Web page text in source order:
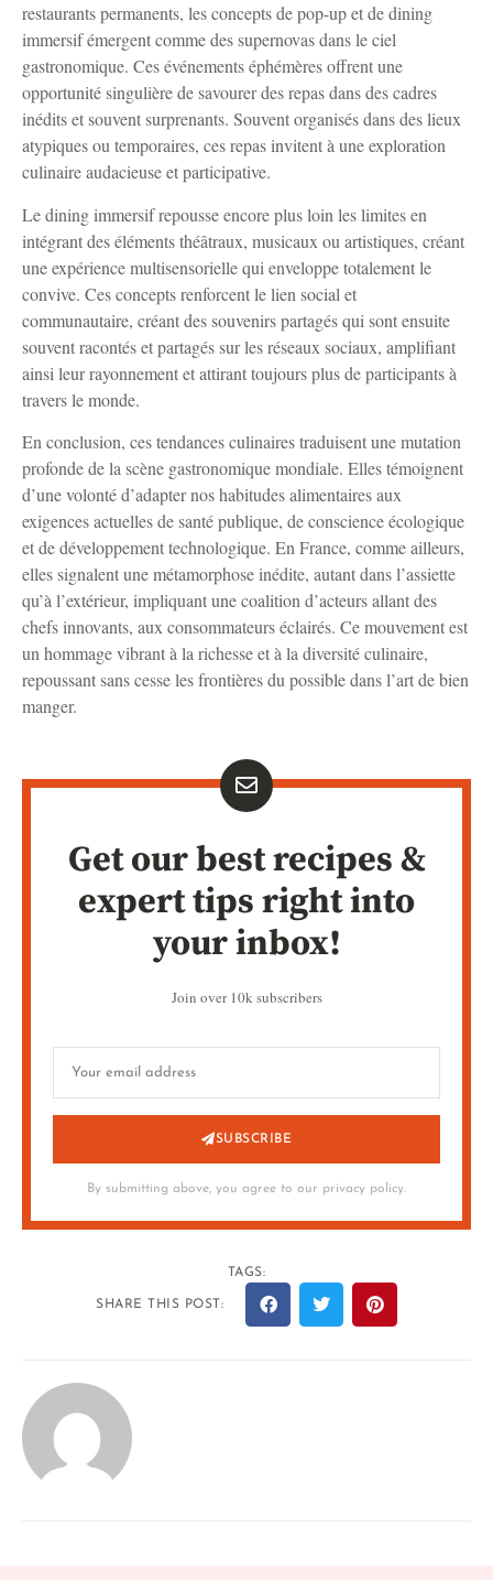
restaurants permanents, les concepts de pop-up et de dining
immersif émergent comme des supernovas dans le ciel
gastronomique. Ces événements éphémères offrent une
opportunité singulière de savourer des repas dans des cadres
inédits et souvent surprenants. Souvent organisés dans des lieux
atypiques ou temporaires, ces repas invitent à une exploration
culinaire audacieuse et participative.
Le dining immersif repousse encore plus loin les limites en
intégrant des éléments théâtraux, musicaux ou artistiques, créant
une expérience multisensorielle qui enveloppe totalement le
convive. Ces concepts renforcent le lien social et
communautaire, créant des souvenirs partagés qui sont ensuite
souvent racontés et partagés sur les réseaux sociaux, amplifiant
ainsi leur rayonnement et attirant toujours plus de participants à
travers le monde.
En conclusion, ces tendances culinaires traduisent une mutation
profonde de la scène gastronomique mondiale. Elles témoignent
d’une volonté d’adapter nos habitudes alimentaires aux
exigences actuelles de santé publique, de conscience écologique
et de développement technologique. En France, comme ailleurs,
elles signalent une métamorphose inédite, autant dans l’assiette
qu’à l’extérieur, impliquant une coalition d’acteurs allant des
chefs innovants, aux consommateurs éclairés. Ce mouvement est
un hommage vibrant à la richesse et à la diversité culinaire,
repoussant sans cesse les frontières du possible dans l’art de bien
manger.
Get our best recipes &
expert tips right into
your inbox!
Join over 10k subscribers
SUBSCRIBE
By submitting above, you agree to our privacy policy.
TAGS:
SHARE THIS POST: